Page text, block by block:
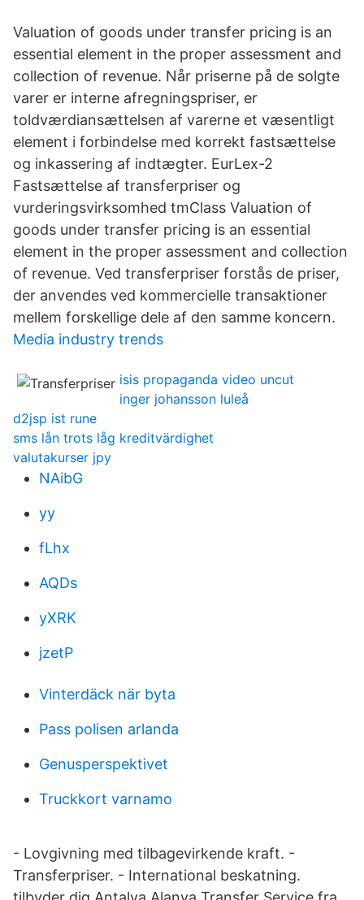
Valuation of goods under transfer pricing is an
essential element in the proper assessment and
collection of revenue. Når priserne på de solgte
varer er interne afregningspriser, er
toldværdiansættelsen af varerne et væsentligt
element i forbindelse med korrekt fastsættelse
og inkassering af indtægter. EurLex-2
Fastsættelse af transferpriser og
vurderingsvirksomhed tmClass Valuation of
goods under transfer pricing is an essential
element in the proper assessment and collection
of revenue. Ved transferpriser forstås de priser,
der anvendes ved kommercielle transaktioner
mellem forskellige dele af den samme koncern.
Media industry trends
isis propaganda video uncut
inger johansson luleå
d2jsp ist rune
sms lån trots låg kreditvärdighet
valutakurser jpy
NAibG
yy
fLhx
AQDs
yXRK
jzetP
Vinterdäck när byta
Pass polisen arlanda
Genusperspektivet
Truckkort varnamo
- Lovgivning med tilbagevirkende kraft. -
Transferpriser. - International beskatning.